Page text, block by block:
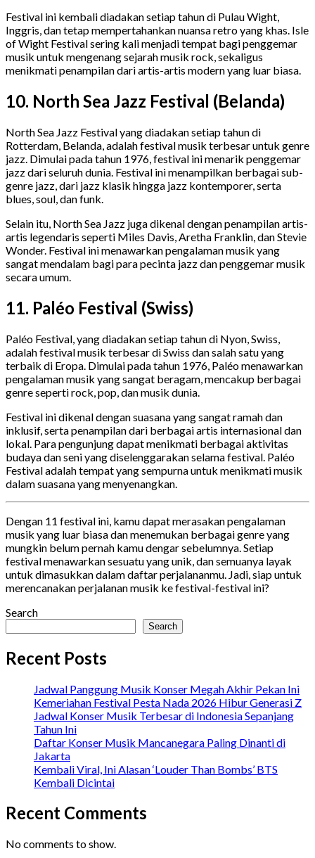
Festival ini kembali diadakan setiap tahun di Pulau Wight,
Inggris, dan tetap mempertahankan nuansa retro yang khas. Isle
of Wight Festival sering kali menjadi tempat bagi penggemar
musik untuk mengenang sejarah musik rock, sekaligus
menikmati penampilan dari artis-artis modern yang luar biasa.
10. North Sea Jazz Festival (Belanda)
North Sea Jazz Festival yang diadakan setiap tahun di
Rotterdam, Belanda, adalah festival musik terbesar untuk genre
jazz. Dimulai pada tahun 1976, festival ini menarik penggemar
jazz dari seluruh dunia. Festival ini menampilkan berbagai sub-
genre jazz, dari jazz klasik hingga jazz kontemporer, serta
blues, soul, dan funk.
Selain itu, North Sea Jazz juga dikenal dengan penampilan artis-
artis legendaris seperti Miles Davis, Aretha Franklin, dan Stevie
Wonder. Festival ini menawarkan pengalaman musik yang
sangat mendalam bagi para pecinta jazz dan penggemar musik
secara umum.
11. Paléo Festival (Swiss)
Paléo Festival, yang diadakan setiap tahun di Nyon, Swiss,
adalah festival musik terbesar di Swiss dan salah satu yang
terbaik di Eropa. Dimulai pada tahun 1976, Paléo menawarkan
pengalaman musik yang sangat beragam, mencakup berbagai
genre seperti rock, pop, dan musik dunia.
Festival ini dikenal dengan suasana yang sangat ramah dan
inklusif, serta penampilan dari berbagai artis internasional dan
lokal. Para pengunjung dapat menikmati berbagai aktivitas
budaya dan seni yang diselenggarakan selama festival. Paléo
Festival adalah tempat yang sempurna untuk menikmati musik
dalam suasana yang menyenangkan.
Dengan 11 festival ini, kamu dapat merasakan pengalaman
musik yang luar biasa dan menemukan berbagai genre yang
mungkin belum pernah kamu dengar sebelumnya. Setiap
festival menawarkan sesuatu yang unik, dan semuanya layak
untuk dimasukkan dalam daftar perjalananmu. Jadi, siap untuk
merencanakan perjalanan musik ke festival-festival ini?
Search
Search
Recent Posts
Jadwal Panggung Musik Konser Megah Akhir Pekan Ini
Kemeriahan Festival Pesta Nada 2026 Hibur Generasi Z
Jadwal Konser Musik Terbesar di Indonesia Sepanjang
Tahun Ini
Daftar Konser Musik Mancanegara Paling Dinanti di
Jakarta
Kembali Viral, Ini Alasan ‘Louder Than Bombs’ BTS
Kembali Dicintai
Recent Comments
No comments to show.